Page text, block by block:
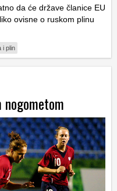
da će države članice EU
ovisne o ruskom plinu
i plin